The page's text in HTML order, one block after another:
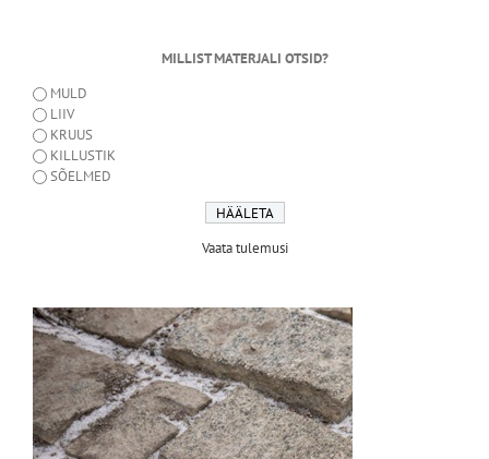
MILLIST MATERJALI OTSID?
MULD
LIIV
KRUUS
KILLUSTIK
SÕELMED
Vaata tulemusi